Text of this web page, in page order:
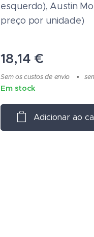
esquerdo), Austin
preço por unidade)
18,14 €
Sem os custos de envio
Em stock
Adicionar ao